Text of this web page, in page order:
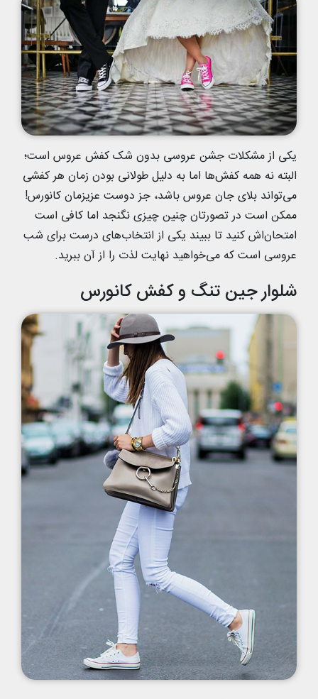
یکی از مشکلات جشن عروسی بدون شک کفش عروس است؛
البته نه همه کفش‌ها اما به دلیل طولانی بودن زمان هر کفشی
می‌تواند بلای جان عروس باشد، جز دوست عزیزمان کانورس!
ممکن است در تصورتان چنین چیزی نگنجد اما کافی است
امتحان‌اش کنید تا ببیند یکی از انتخاب‌های درست برای شب
عروسی است که می‌خواهید نهایت لذت را از آن ببرید.
شلوار جین تنگ و کفش کانورس